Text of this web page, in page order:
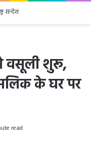
वसूली शुरू,
के घर पर
read